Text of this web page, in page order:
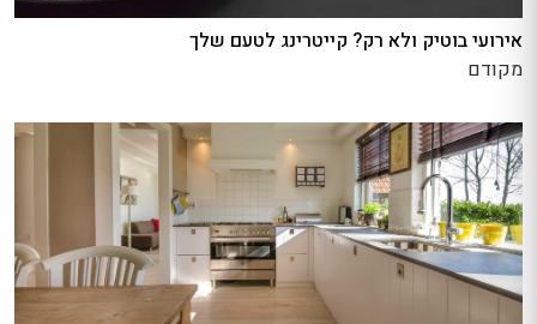
אירועי בוטיק ולא רק? קייטרינג לטעם שלך
מקודם